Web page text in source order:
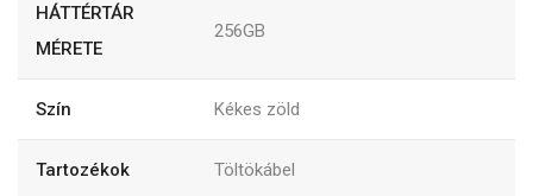
HÁTTÉRTÁR
MÉRETE
256GB
Szín Kékes zöld
Tartozékok Töltökábel